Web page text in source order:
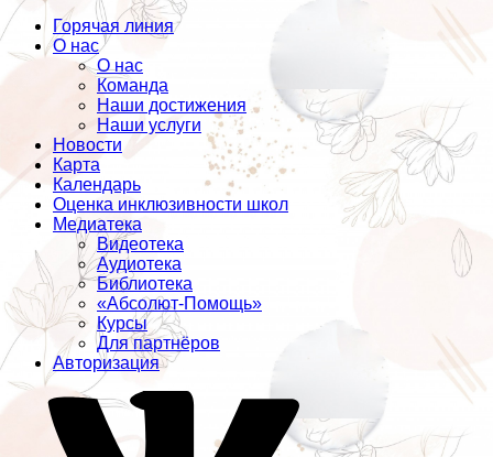
Горячая линия
О нас
О нас
Команда
Наши достижения
Наши услуги
Новости
Карта
Календарь
Оценка инклюзивности школ
Медиатека
Видеотека
Аудиотека
Библиотека
«Абсолют-Помощь»
Курсы
Для партнёров
Авторизация